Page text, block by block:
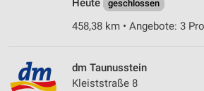
Heute
geschlossen
458,38 km • Angebote: 3
dm Taunusstein
Kleiststraße 8